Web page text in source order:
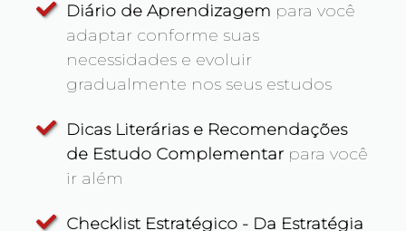
Diário de Aprendizagem para você
adaptar conforme suas
necessidades e evoluir
gradualmente nos seus estudos
Dicas Literárias e Recomendações
de Estudo Complementarpara você
ir além
Checklist Estratégico - Da Estratégia